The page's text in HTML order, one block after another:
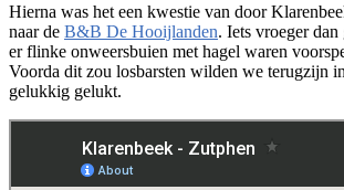
Hierna was het een kwestie van door
naar de B&B De Hooijlanden. Iets vroeger
er flinke onweersbuien met hagel waren
Voorda dit zou losbarsten wilden we terugzijn
gelukkig gelukt.